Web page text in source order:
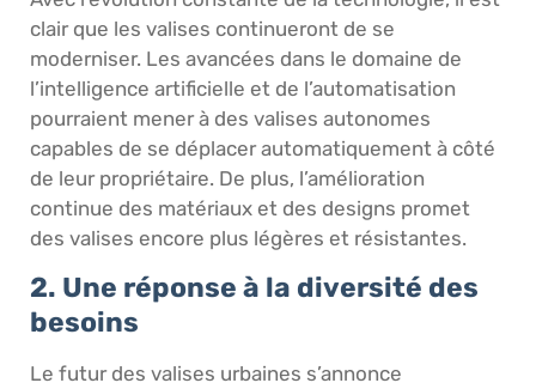
clair que les valises continueront de se
moderniser. Les avancées dans le domaine de
l’intelligence artificielle et de l’automatisation
pourraient mener à des valises autonomes
capables de se déplacer automatiquement à côté
de leur propriétaire. De plus, l’amélioration
continue des matériaux et des designs promet
des valises encore plus légères et résistantes.
2. Une réponse à la diversité des
besoins
Le futur des valises urbaines s’annonce